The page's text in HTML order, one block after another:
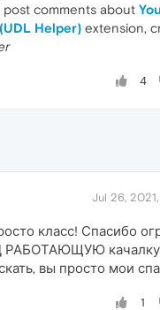
post comments about
Helper) extension,
4
Jul 26,
класс! Спасибо
РАБОТАЮЩУЮ
вы просто мои
1